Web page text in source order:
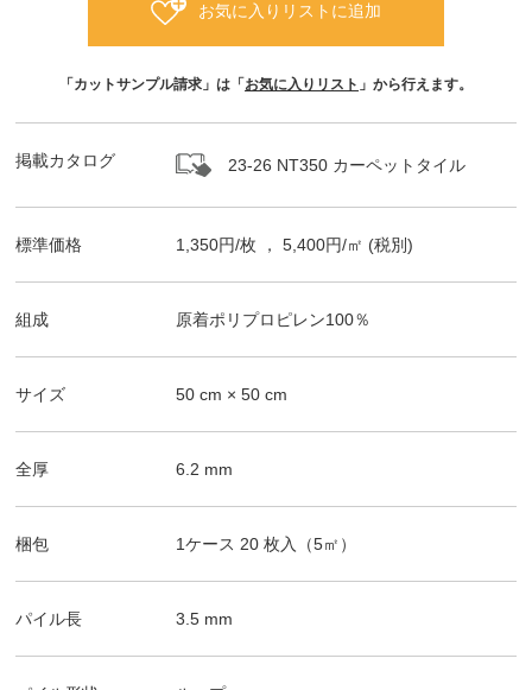
お気に入りリストに追加
「カットサンプル請求」は「 お気に入りリスト 」から行えます。
掲載カタログ 23-26 NT350 カーペットタイル
標準価格 1,350円/枚 ，5,400円/㎡ (税別)
組成 原着ポリプロピレン100％
サイズ 50 cm ×50 cm
全厚 6.2 mm
梱包 1ケース 20 枚入（5㎡）
パイル長 3.5 mm